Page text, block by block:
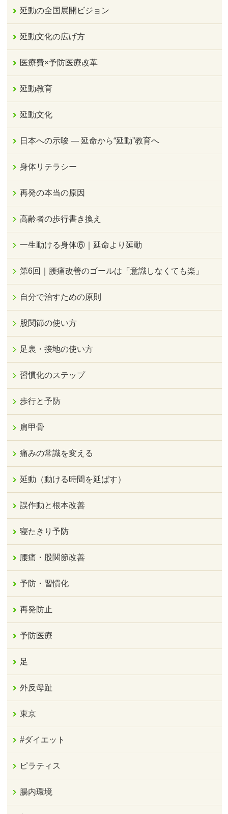
延動の全国展開ビジョン
延動文化の広げ方
医療費×予防医療改革
延動教育
延動文化
日本への示唆 ― 延命から“延動”教育へ
身体リテラシー
再発の本当の原因
高齢者の歩行書き換え
一生動ける身体⑥｜延命より延動
第6回｜腰痛改善のゴールは「意識しなくても楽」
自分で治すための原則
股関節の使い方
足裏・接地の使い方
習慣化のステップ
歩行と予防
肩甲骨
痛みの常識を変える
延動（動ける時間を延ばす）
誤作動と根本改善
寝たきり予防
腰痛・股関節改善
予防・習慣化
再発防止
予防医療
足
外反母趾
東京
#ダイエット
ピラティス
腸内環境